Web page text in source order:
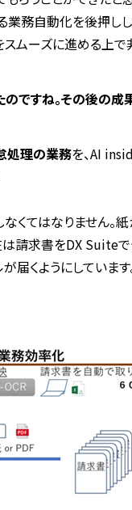
業務自動化を後押し
ムーズに進める上
すね。その後の成
処理の業務を、AI
くてはなりません。
は請求書をDX Suite
くようにしていま